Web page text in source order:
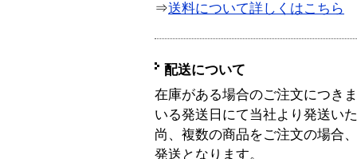
⇒送料について詳しくはこちら
配送について
在庫がある場合のご注文につき
いる発送日にて当社より発送い
尚、複数の商品をご注文の場合
発送となります。